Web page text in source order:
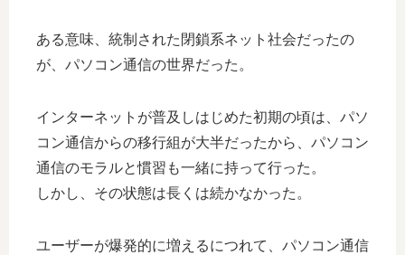
ある意味、統制された閉鎖系ネット社会だったの
が、パソコン通信の世界だった。
インターネットが普及しはじめた初期の頃は、パソ
コン通信からの移行組が大半だったから、パソコン
通信のモラルと慣習も一緒に持って行った。
しかし、その状態は長くは続かなかった。
ユーザーが爆発的に増えるにつれて、パソコン通信